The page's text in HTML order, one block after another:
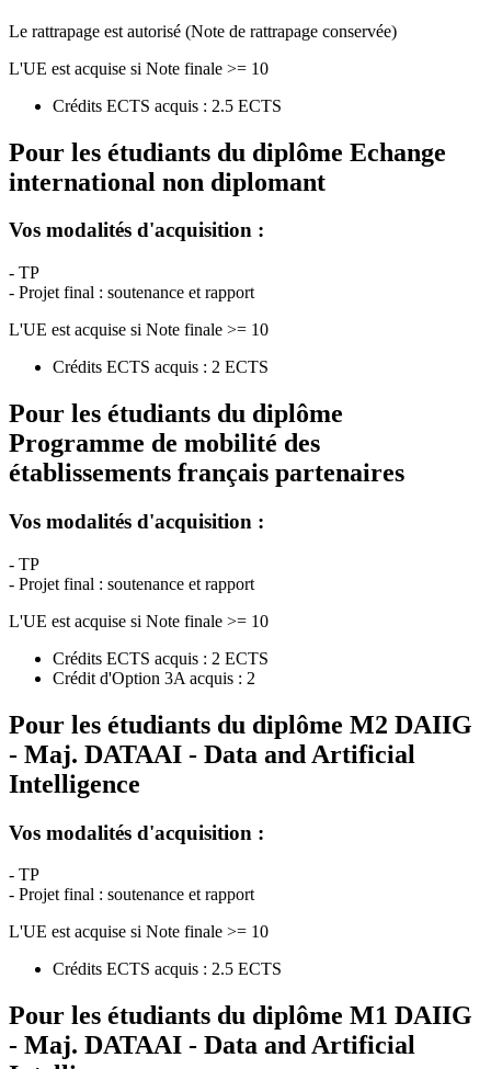
Le rattrapage est autorisé (Note de rattrapage conservée)
L'UE est acquise si Note finale >= 10
Crédits ECTS acquis : 2.5 ECTS
Pour les étudiants du diplôme Echange
international non diplomant
Vos modalités d'acquisition :
- TP
- Projet final : soutenance et rapport
L'UE est acquise si Note finale >= 10
Crédits ECTS acquis : 2 ECTS
Pour les étudiants du diplôme
Programme de mobilité des
établissements français partenaires
Vos modalités d'acquisition :
- TP
- Projet final : soutenance et rapport
L'UE est acquise si Note finale >= 10
Crédits ECTS acquis : 2 ECTS
Crédit d'Option 3A acquis : 2
Pour les étudiants du diplôme M2 DAIIG
- Maj. DATAAI - Data and Artificial
Intelligence
Vos modalités d'acquisition :
- TP
- Projet final : soutenance et rapport
L'UE est acquise si Note finale >= 10
Crédits ECTS acquis : 2.5 ECTS
Pour les étudiants du diplôme M1 DAIIG
- Maj. DATAAI - Data and Artificial